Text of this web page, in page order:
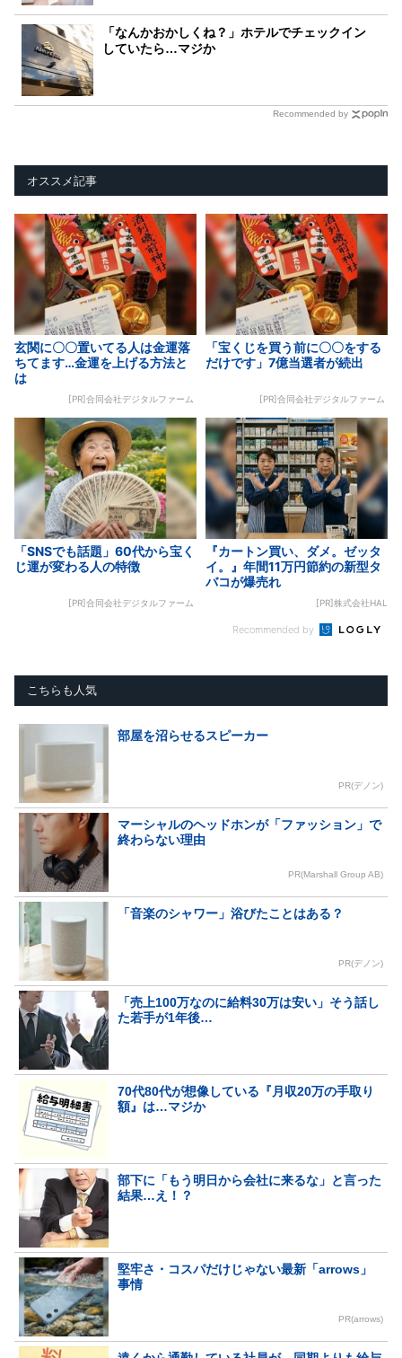
「なんかおかしくね？」ホテルでチェックイン
していたら…マジか
Recommended by
オススメ記事
玄関に〇〇置いてる人は金運落
ちてます…金運を上げる方法と
は
[PR]合同会社デジタルファーム
「宝くじを買う前に〇〇をする
だけです」7億当選者が続出
[PR]合同会社デジタルファーム
「SNSでも話題」60代から宝く
じ運が変わる人の特徴
[PR]合同会社デジタルファーム
『カートン買い、ダメ。ゼッタ
イ。』年間11万円節約の新型タ
バコが爆売れ
[PR]株式会社HAL
Recommended by
こちらも人気
部屋を沼らせるスピーカー
PR(デノン)
マーシャルのヘッドホンが「ファッション」で
終わらない理由
PR(Marshall Group AB)
「音楽のシャワー」浴びたことはある？
PR(デノン)
「売上100万なのに給料30万は安い」そう話し
た若手が1年後…
70代80代が想像している『月収20万の手取り
額』は…マジか
部下に「もう明日から会社に来るな」と言った
結果…え！？
堅牢さ・コスパだけじゃない最新「arrows」
事情
PR(arrows)